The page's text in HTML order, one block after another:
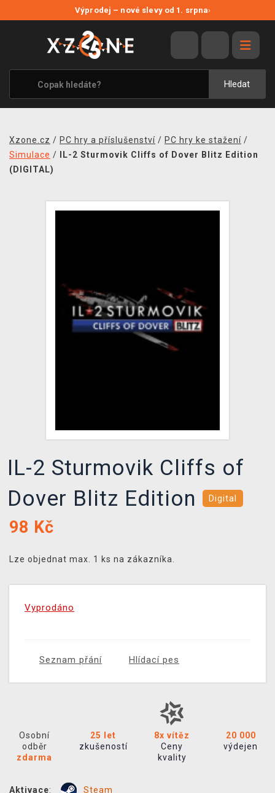
Výprodej – nové slevy od 1. srpna›
Hledat
VÝPRODEJ
VIDEOHRY
XZONE ORIGINALS
TÉMATIKY
MERCHANDISE
XZONE KLUB
Xzone.cz / PC hry a příslušenství / PC hry ke stažení /
Simulace /
IL-2 Sturmovik Cliffs of Dover Blitz Edition
(DIGITAL)
IL-2 Sturmovik Cliffs of
Dover Blitz Edition
Digital
98 Kč
Lze objednat max. 1 ks na zákazníka.
Vyprodáno
Seznam přání Hlídací pes
Osobní
odběr
zdarma
25 let
zkušeností
8x vítěz
Ceny
kvality
20 000
výdejen
Aktivace: Steam